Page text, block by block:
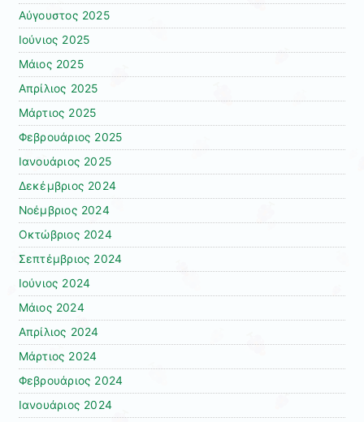
Αύγουστος 2025
Ιούνιος 2025
Μάιος 2025
Απρίλιος 2025
Μάρτιος 2025
Φεβρουάριος 2025
Ιανουάριος 2025
Δεκέμβριος 2024
Νοέμβριος 2024
Οκτώβριος 2024
Σεπτέμβριος 2024
Ιούνιος 2024
Μάιος 2024
Απρίλιος 2024
Μάρτιος 2024
Φεβρουάριος 2024
Ιανουάριος 2024